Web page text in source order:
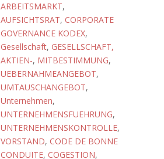
ARBEITSMARKT,
AUFSICHTSRAT, CORPORATE
GOVERNANCE KODEX,
Gesellschaft, GESELLSCHAFT,
AKTIEN-, MITBESTIMMUNG,
UEBERNAHMEANGEBOT,
UMTAUSCHANGEBOT,
Unternehmen,
UNTERNEHMENSFUEHRUNG,
UNTERNEHMENSKONTROLLE,
VORSTAND, CODE DE BONNE
CONDUITE, COGESTION,